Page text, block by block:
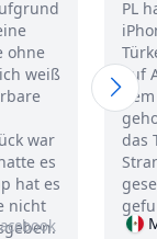
ohne
weiß
war
es
hat es
nicht
PL
auf
das